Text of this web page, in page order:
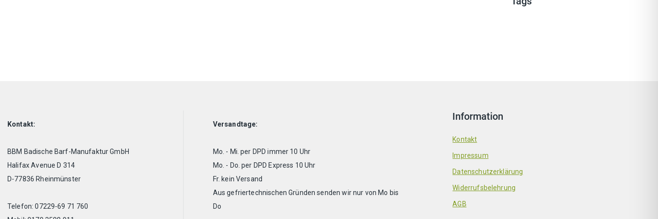
Kontakt:
BBM Badische Barf-Manufaktur GmbH
Halifax Avenue D 314
D-77836 Rheinmünster
Telefon: 07229-69 71 760
Versandtage:
Mo. - Mi. per DPD immer 10 Uhr
Mo. - Do. per DPD Express 10 Uhr
Fr. kein Versand
Aus gefriertechnischen Gründen senden wir nur von Mo bis
Do
Information
Kontakt
Impressum
Datenschutzerklärung
Widerrufsbelehrung
AGB